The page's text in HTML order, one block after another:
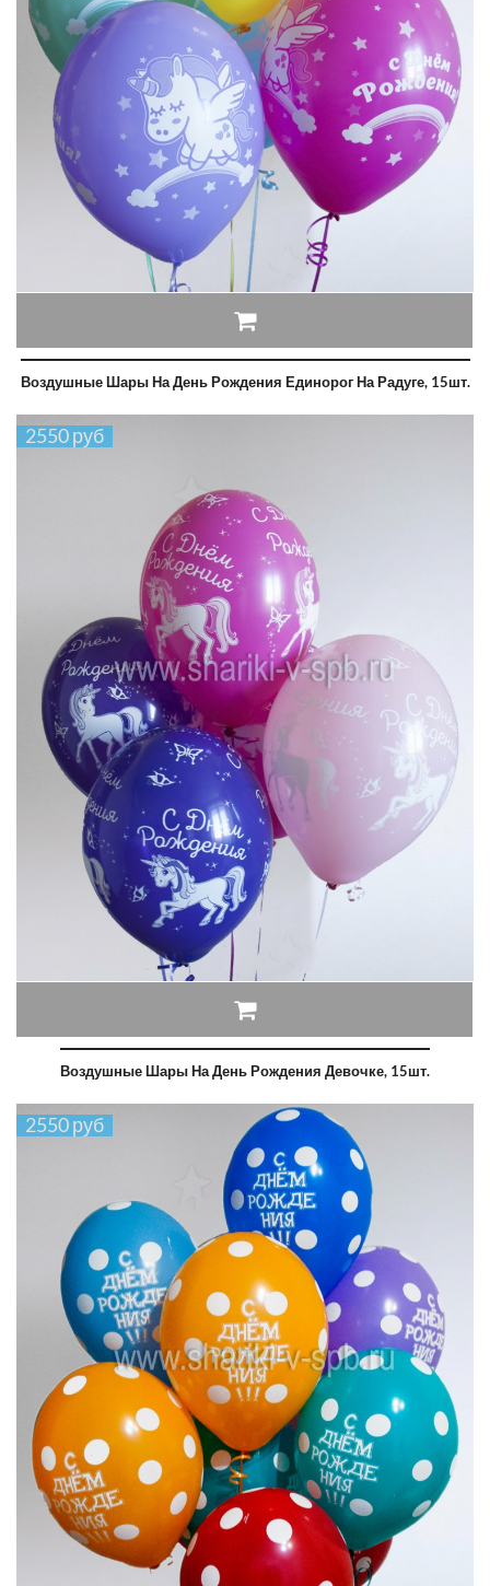
Воздушные Шары На День Рождения Единорог На Радуге, 15шт.
2550 руб
Воздушные Шары На День Рождения Девочке, 15шт.
2550 руб